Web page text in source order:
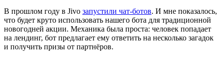
В прошлом году в Jivo запустили чат-ботов. И мне показалось,
что будет круто использовать нашего бота для традиционной
новогодней акции. Механика была проста: человек попадает
на лендинг, бот предлагает ему ответить на несколько загадок
и получить призы от партнёров.